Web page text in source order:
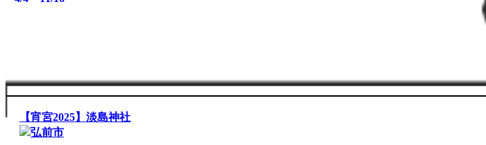
【宵宮2025】最勝院 ・八坂神社
【宵宮2025】淡島神社
弘前市